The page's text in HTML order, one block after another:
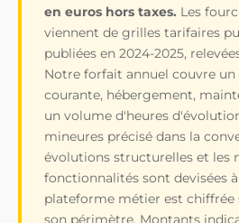
en euros hors taxes. Les
viennent de grilles tarifaires
publiées en 2024-2025,
Notre forfait annuel couvre
courante, hébergement,
un volume d'heures
mineures précisé dans la
évolutions structurelles et les
fonctionnalités sont devisées
plateforme métier est chiffrée
son périmètre. Montants